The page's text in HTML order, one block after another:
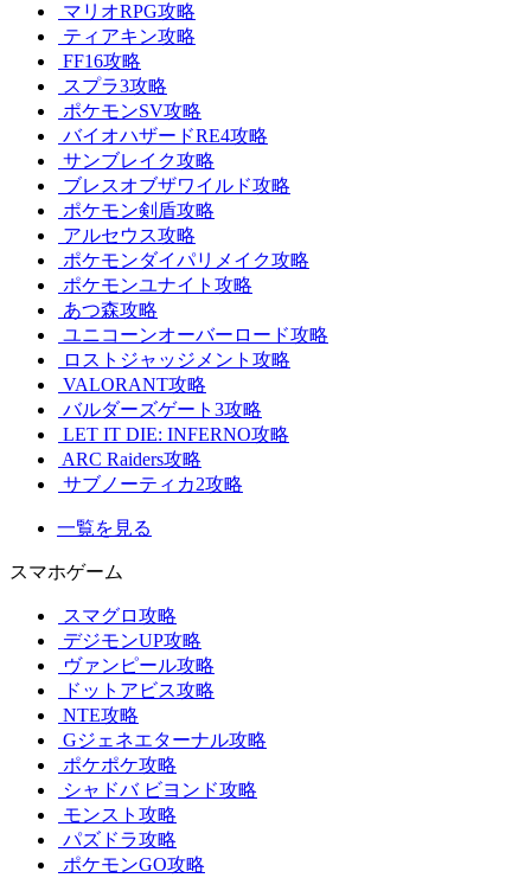
マリオRPG攻略
ティアキン攻略
FF16攻略
スプラ3攻略
ポケモンSV攻略
バイオハザードRE4攻略
サンブレイク攻略
ブレスオブザワイルド攻略
ポケモン剣盾攻略
アルセウス攻略
ポケモンダイパリメイク攻略
ポケモンユナイト攻略
あつ森攻略
ユニコーンオーバーロード攻略
ロストジャッジメント攻略
VALORANT攻略
バルダーズゲート3攻略
LET IT DIE: INFERNO攻略
ARC Raiders攻略
サブノーティカ2攻略
一覧を見る
スマホゲーム
スマグロ攻略
デジモンUP攻略
ヴァンピール攻略
ドットアビス攻略
NTE攻略
Gジェネエターナル攻略
ポケポケ攻略
シャドバ ビヨンド攻略
モンスト攻略
パズドラ攻略
ポケモンGO攻略